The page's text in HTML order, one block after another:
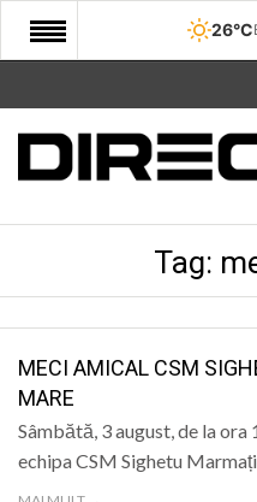
26°C
START
COMUNITATE
SANATATE
SPORT
SPECIAL
Tag:
MECI AMICAL CSM
MARE
Sâmbătă, 3 august, de la ora
echipa CSM Sighetu